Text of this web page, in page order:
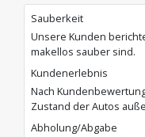
Sauberkeit
Unsere Kunden
makellos sauber sind.
Kundenerlebnis
Nach
Zustand der Autos
Abholung/Abgabe